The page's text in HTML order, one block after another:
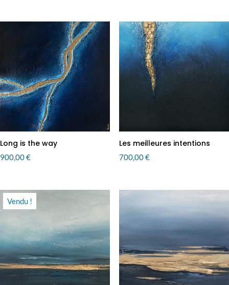
Long is the way
900,00€
Les meilleures intentions
700,00€
Vendu !